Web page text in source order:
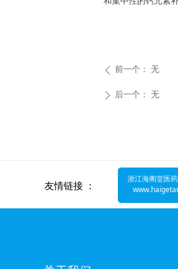
ꄴ 前一个： 无
ꄲ 后一个： 无
友情链接 ：
浙江海阁堂医
www